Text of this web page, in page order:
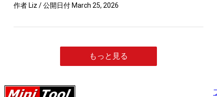
作者 Liz /公開日付 March 25, 2026
もっと見る